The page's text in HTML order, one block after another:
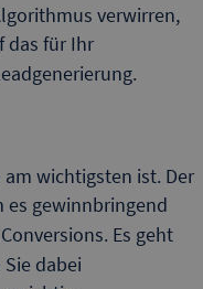
verwirren,
das für Ihr
wichtigsten ist. Der
es gewinnbringend
Es geht
dabei